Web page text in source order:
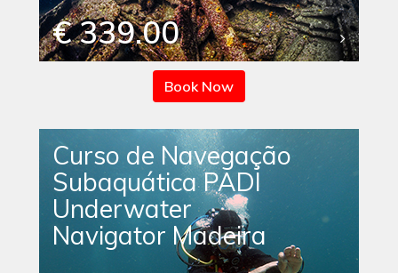
€ 339.00
Book Now
Curso de Navegação
Subaquática PADI
Underwater
Navigator Madeira